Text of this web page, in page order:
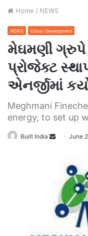
Home / NEWS
NEWS Urban Development
મેઘમણી ગ્રુપે
પ્રોજેક્ટ
એનર્જીમાં
Meghmani
energy, to set up
Built India
SendJune